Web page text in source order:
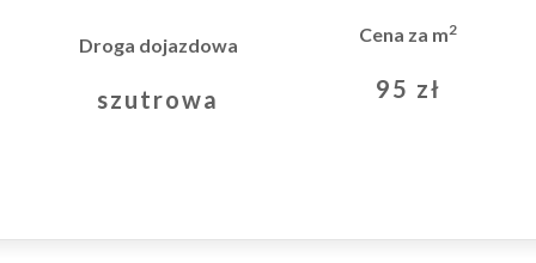
Droga dojazdowa
szutrowa
Cena za m2
95 zł